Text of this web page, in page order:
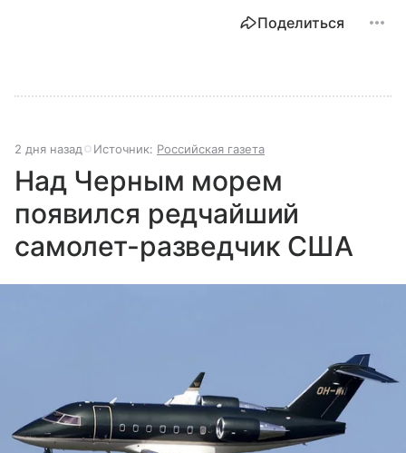
Поделиться
2 дня назад Источник: Российская газета
Над Черным морем
появился редчайший
самолет-разведчик США